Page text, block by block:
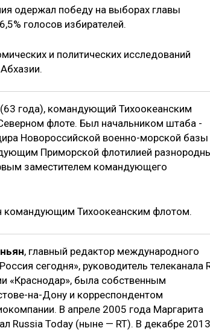
одержал победу на выборах главы
голосов избирателей.
и политических исследований
(63 года), командующий Тихоокеанским
флоте. Был начальником штаба -
Новороссийской военно-морской базы
Приморской флотилией
заместителем командующего
командующим Тихоокеанским флотом.
, главный редактор международного
сегодня», руководитель телеканала
«Краснодар», была собственным
на-Дону и корреспондентом
В апреле 2005 года Маргарита
Russia Today (ныне — RT). В декабре 2013